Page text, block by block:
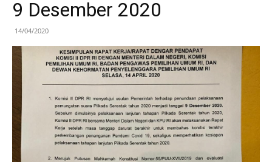
9 Desember 2020
14/04/2020